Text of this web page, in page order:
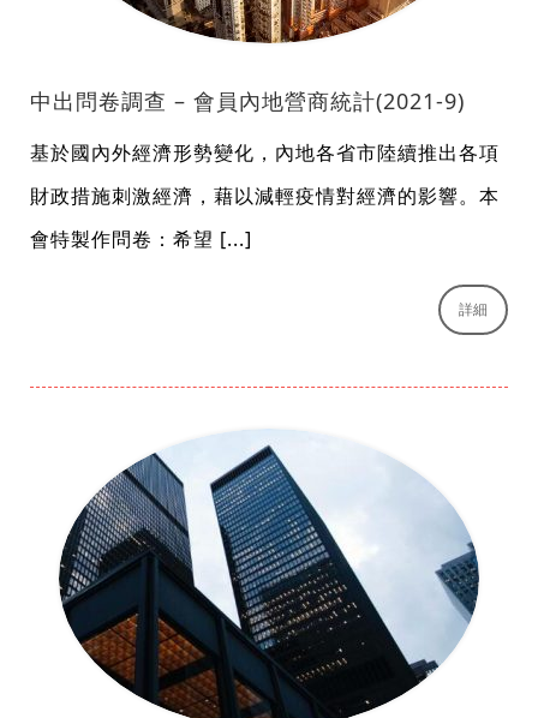
中出問卷調查 – 會員內地營商統計(2021-9)
基於國內外經濟形勢變化，內地各省市陸續推出各項
財政措施刺激經濟，藉以減輕疫情對經濟的影響。本
會特製作問卷：希望 [...]
詳細